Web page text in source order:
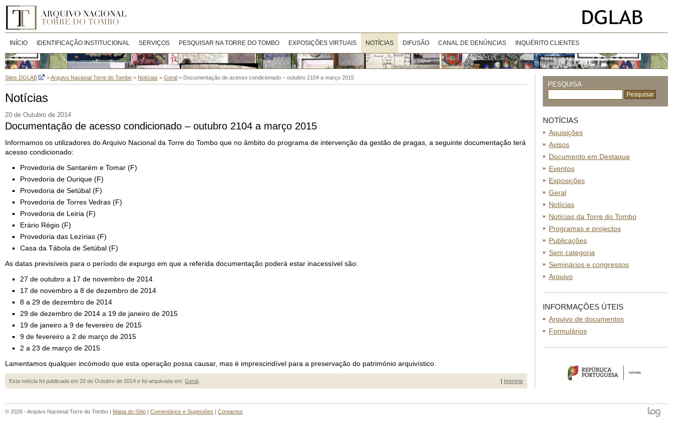
INÍCIO IDENTIFICAÇÃO INSTITUCIONAL SERVIÇOS PESQUISAR NA TORRE DO TOMBO EXPOSIÇÕES VIRTUAIS NOTÍCIAS DIFUSÃO CANAL DE DENÚNCIAS INQUÉRITO CLIENTES
Sites DGLAB >Arquivo Nacional Torre do Tombo > Notícias > Geral > Documentação de acesso condicionado – outubro 2104 a março 2015
Notícias
20 de Outubro de 2014
Documentação de acesso condicionado – outubro 2104 a março 2015
Informamos os utilizadores do Arquivo Nacional da Torre do Tombo que no âmbito do programa de intervenção da gestão de pragas, a seguinte documentação terá
acesso condicionado:
Provedoria de Santarém e Tomar (F)
Provedoria de Ourique (F)
Provedoria de Setúbal (F)
Provedoria de Torres Vedras (F)
Provedoria de Leiria (F)
Erário Régio (F)
Provedoria das Lezírias (F)
Casa da Tábola de Setúbal (F)
As datas previsíveis para o período de expurgo em que a referida documentação poderá estar inacessível são:
27 de outubro a 17 de novembro de 2014
17 de novembro a 8 de dezembro de 2014
8 a 29 de dezembro de 2014
29 de dezembro de 2014 a 19 de janeiro de 2015
19 de janeiro a 9 de fevereiro de 2015
9 de fevereiro a 2 de março de 2015
2 a 23 de março de 2015
Lamentamos qualquer incómodo que esta operação possa causar, mas é imprescindível para a preservação do património arquivístico.
Esta notícia foi publicada em 20 de Outubro de 2014 e foi arquivada em: Geral | Imprimir
PESQUISA
NOTÍCIAS
Aquisições
Avisos
Documento em Destaque
Eventos
Exposições
Geral
Notícias
Notícias da Torre do Tombo
Programas e projectos
Publicações
Sem categoria
Seminários e congressos
Arquivo
INFORMAÇÕES ÚTEIS
Arquivo de documentos
Formulários
© 2026 - Arquivo Nacional Torre do Tombo | Mapa do Sítio | Comentários e Sugestões | Contactos